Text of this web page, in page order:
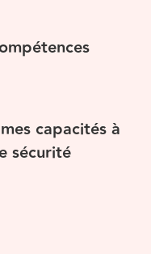
capacités à
sécurité